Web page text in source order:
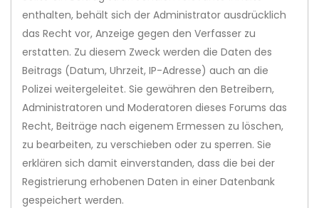
enthalten, behält sich der Administrator ausdrücklich
das Recht vor, Anzeige gegen den Verfasser zu
erstatten. Zu diesem Zweck werden die Daten des
Beitrags (Datum, Uhrzeit, IP-Adresse) auch an die
Polizei weitergeleitet. Sie gewähren den Betreibern,
Administratoren und Moderatoren dieses Forums das
Recht, Beiträge nach eigenem Ermessen zu löschen,
zu bearbeiten, zu verschieben oder zu sperren. Sie
erklären sich damit einverstanden, dass die bei der
Registrierung erhobenen Daten in einer Datenbank
gespeichert werden.